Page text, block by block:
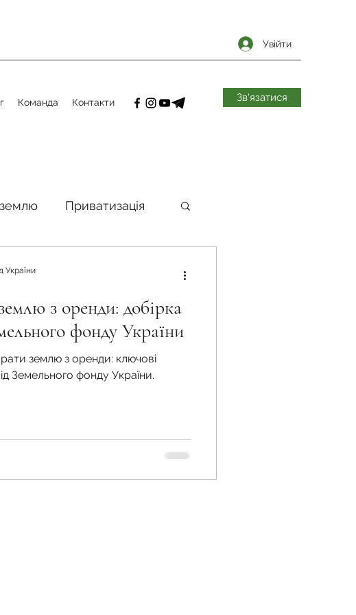
Увійти
Команда Контакти Зв'язатися
Приватизація
служба
у воєнний час
з оренди: добірка
фонду України
землю з оренди: ключові
Земельного фонду України.
України